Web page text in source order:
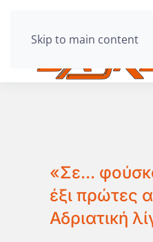
Skip to main content
«Σε...
έξι πρώτες
Αδριατική